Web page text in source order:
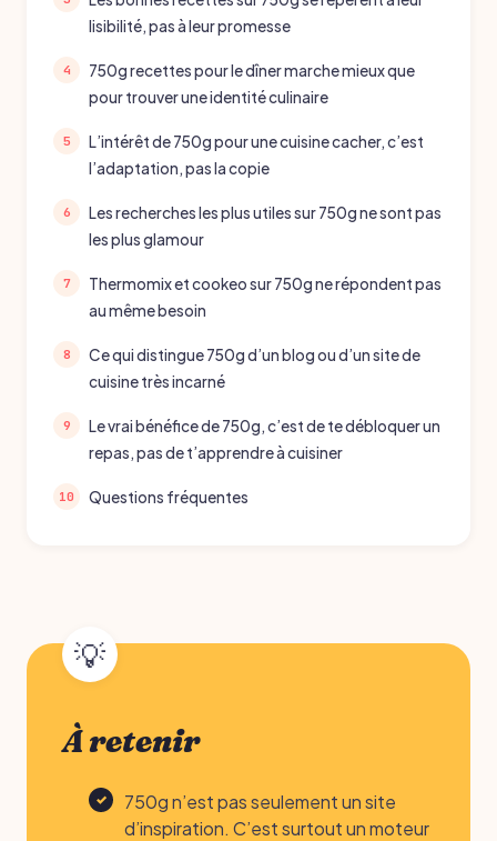
lisibilité, pas à leur promesse
750g recettes pour le dîner marche mieux que
pour trouver une identité culinaire
L’intérêt de 750g pour une cuisine cacher, c’est
l’adaptation, pas la copie
Les recherches les plus utiles sur 750g ne sont pas
les plus glamour
Thermomix et cookeo sur 750g ne répondent pas
au même besoin
Ce qui distingue 750g d’un blog ou d’un site de
cuisine très incarné
Le vrai bénéfice de 750g, c’est de te débloquer un
repas, pas de t’apprendre à cuisiner
Questions fréquentes
À retenir
750g n’est pas seulement un site
d’inspiration. C’est surtout un moteur